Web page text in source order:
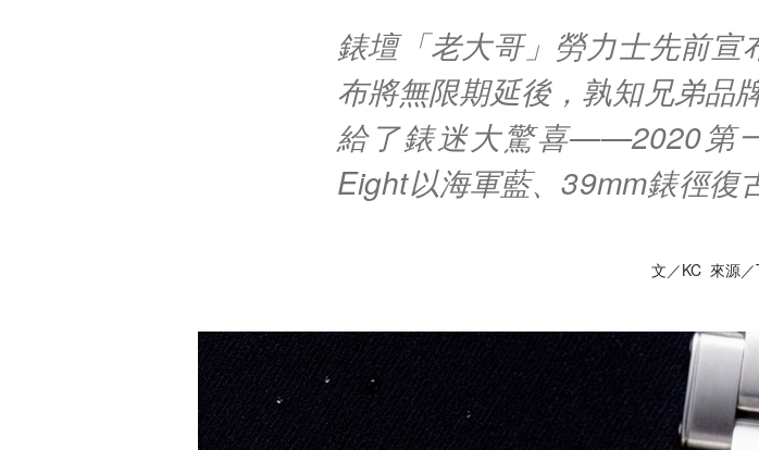
錶壇「老大哥」勞力士先前
布將無限期延後，孰知兄弟品
給了錶迷大驚喜——2020第
Eight以海軍藍、39mm錶徑復
文／KC 來源